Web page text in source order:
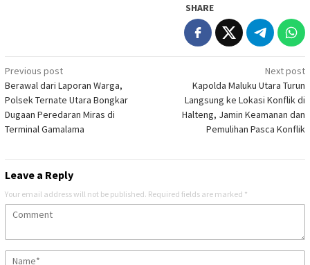
SHARE
Post
navigation
Previous post
Berawal dari Laporan Warga,
Polsek Ternate Utara Bongkar
Dugaan Peredaran Miras di
Terminal Gamalama
Next post
Kapolda Maluku Utara Turun
Langsung ke Lokasi Konflik di
Halteng, Jamin Keamanan dan
Pemulihan Pasca Konflik
Leave a Reply
Your email address will not be published. Required fields are marked *